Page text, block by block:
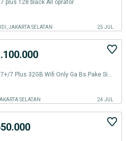
7 plus 128 black All oprator
JAKARTA SELATAN 25 JUL
SELATAN 24 JUL